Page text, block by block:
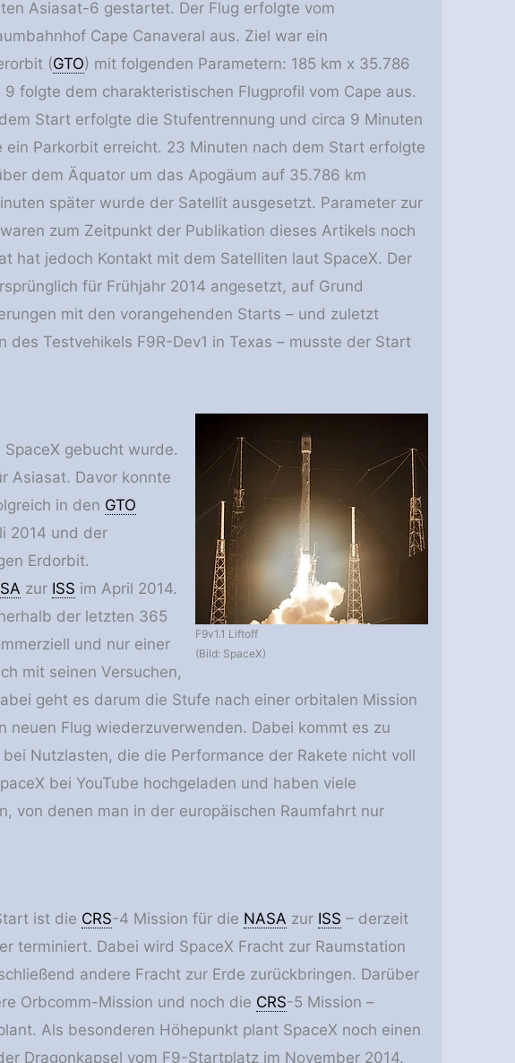
Asiasat-6 gestartet. Der Flug erfolgte vom
Cape Canaveral aus. Ziel war ein
(GTO) mit folgenden Parametern: 185 km x 35.786
9 folgte dem charakteristischen Flugprofil vom Cape aus.
Start erfolgte die Stufentrennung und circa 9 Minuten
ein Parkorbit erreicht. 23 Minuten nach dem Start erfolgte
dem Äquator um das Apogäum auf 35.786 km
später wurde der Satellit ausgesetzt. Parameter zur
zum Zeitpunkt der Publikation dieses Artikels noch
hat jedoch Kontakt mit dem Satelliten laut SpaceX. Der
für Frühjahr 2014 angesetzt, auf Grund
mit den vorangehenden Starts – und zuletzt
des Testvehikels F9R-Dev1 in Texas – musste der Start
F9v1.1 Liftoff
(Bild: SpaceX)
gebucht wurde.
Asiasat. Davor konnte
in den GTO
2014 und der
Erdorbit.
zur ISS im April 2014.
der letzten 365
und nur einer
mit seinen Versuchen,
geht es darum die Stufe nach einer orbitalen Mission
Flug wiederzuverwenden. Dabei kommt es zu
Nutzlasten, die die Performance der Rakete nicht voll
bei YouTube hochgeladen und haben viele
von denen man in der europäischen Raumfahrt nur
ist die CRS-4 Mission für die NASA zur ISS – derzeit
terminiert. Dabei wird SpaceX Fracht zur Raumstation
andere Fracht zur Erde zurückbringen. Darüber
Orbcomm-Mission und noch die CRS-5 Mission –
Als besonderen Höhepunkt plant SpaceX noch einen
Dragonkapsel vom F9-Startplatz im November 2014.